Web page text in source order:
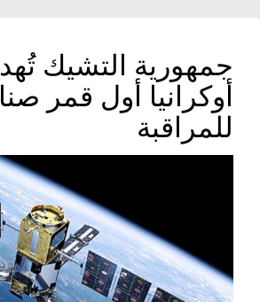
جمهورية التشيك
أوكرانيا أول قمر
للمراقبة